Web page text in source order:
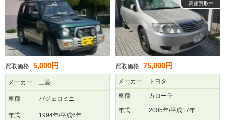
買取価格 5,000円
メーカー 三菱
車種 パジェロミニ
年式 1994年/平成6年
高価買取中
買取価格 75,000円
メーカー トヨタ
車種 カローラ
年式 2005年/平成17年